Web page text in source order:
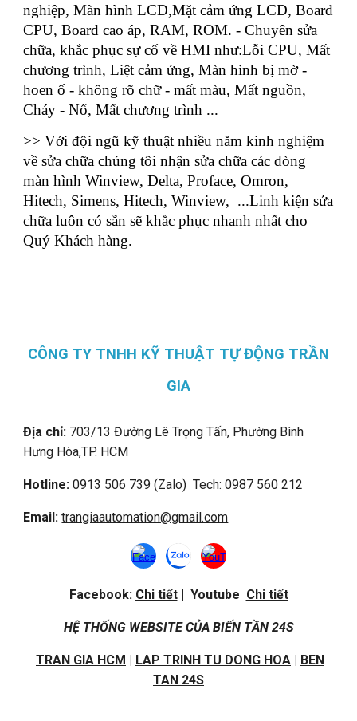
nghiệp, Màn hình LCD,Mặt cảm ứng LCD, Board
CPU, Board cao áp, RAM, ROM. - Chuyên sửa
chữa, khắc phục sự cố về HMI như:Lỗi CPU, Mất
chương trình, Liệt cảm ứng, Màn hình bị mờ -
hoen ố - không rõ chữ - mất màu, Mất nguồn,
Cháy - Nổ, Mất chương trình ...
>> Với đội ngũ kỹ thuật nhiều năm kinh nghiệm
về sửa chữa chúng tôi nhận sửa chữa các dòng
màn hình Winview, Delta, Proface, Omron,
Hitech, Simens, Hitech, Winview, ...Linh kiện sửa
chữa luôn có sẵn sẽ khắc phục nhanh nhất cho
Quý Khách hàng.
CÔNG TY TNHH KỸ THUẬT TỰ ĐỘNG TRẦN
GIA
Địa chỉ: 703/13 Đường Lê Trọng Tấn, Phường Bình
Hưng Hòa,TP. HCM
Hotline: 0913 506 739 (Zalo) Tech: 0987 560 212
Email:trangiaautomation@gmail.com
Facebook: Chi tiết| Youtube Chi tiết
HỆ THỐNG WEBSITE CỦA BIẾN TẦN 24S
TRAN GIA HCM | LAP TRINH TU DONG HOA | BEN
TAN 24S